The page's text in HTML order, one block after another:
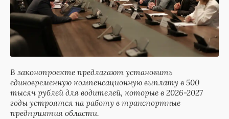
В законопроекте предлагают установить
единовременную компенсационную выплату в 500
тысяч рублей для водителей, которые в 2026-2027
годы устроятся на работу в транспортные
предприятия области.